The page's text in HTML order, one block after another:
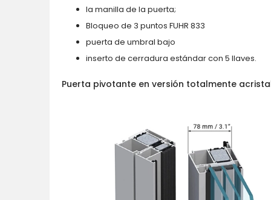
la manilla de la puerta;
Bloqueo de 3 puntos FUHR 833
puerta de umbral bajo
inserto de cerradura estándar con 5 llaves.
Puerta pivotante en versión totalmente